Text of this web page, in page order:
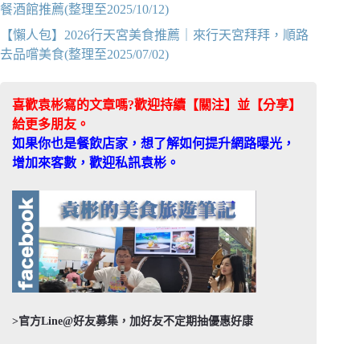
餐酒館推薦(整理至2025/10/12)
【懶人包】2026行天宮美食推薦｜來行天宮拜拜，順路
去品嚐美食(整理至2025/07/02)
喜歡袁彬寫的文章嗎?歡迎持續【關注】並【分享】
給更多朋友。
如果你也是餐飲店家，想了解如何提升網路曝光，
增加來客數，歡迎私訊袁彬。
>官方Line@好友募集，加好友不定期抽優惠好康